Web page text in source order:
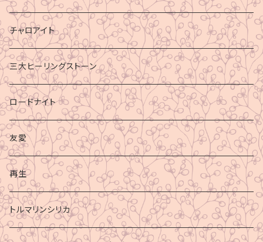
チャロアイト
三大ヒーリングストーン
ロードナイト
友愛
再生
トルマリンシリカ